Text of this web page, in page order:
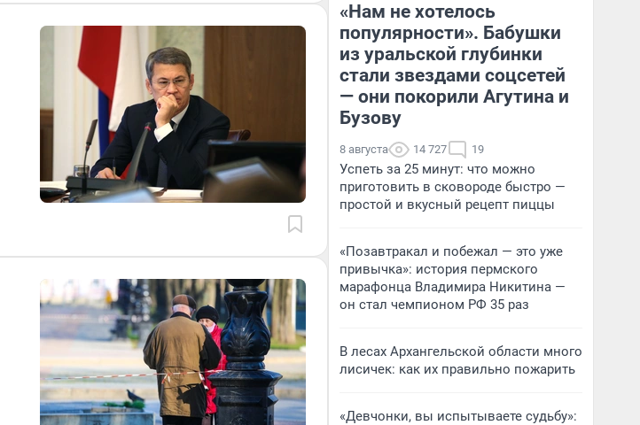
«Нам не хотелось
популярности». Бабушки
из уральской глубинки
стали звездами соцсетей
— они покорили Агутина и
Бузову
8 августа 14 727 19
Успеть за 25 минут: что можно
приготовить в сковороде быстро —
простой и вкусный рецепт пиццы
«Позавтракал и побежал — это уже
привычка»: история пермского
марафонца Владимира Никитина —
он стал чемпионом РФ 35 раз
В лесах Архангельской области много
лисичек: как их правильно пожарить
«Девчонки, вы испытываете судьбу»: